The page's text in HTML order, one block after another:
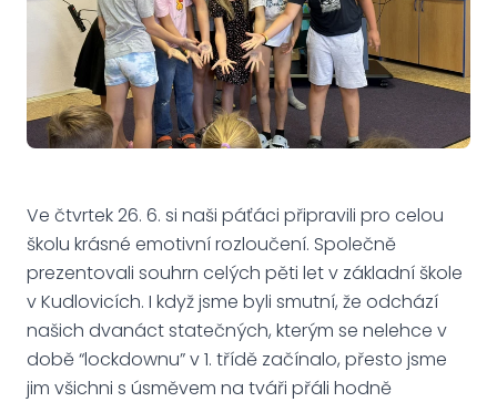
Ve čtvrtek 26. 6. si naši páťáci připravili pro celou
školu krásné emotivní rozloučení. Společně
prezentovali souhrn celých pěti let v základní škole
v Kudlovicích. I když jsme byli smutní, že odchází
našich dvanáct statečných, kterým se nelehce v
době “lockdownu” v 1. třídě začínalo, přesto jsme
jim všichni s úsměvem na tváři přáli hodně